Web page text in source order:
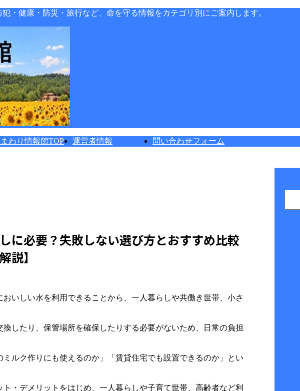
・健康・防災・旅行など、命を守る情報をカテゴリ別にご案内します。
わり情報館TOP 運営者情報 問い合わせフォーム
に必要？失敗しない選び方とおすすめ比較
説】
いしい水を利用できることから、一人暮らしや共働き世帯、小さ
したり、保管場所を確保したりする必要がないため、日常の負担
ルク作りにも使えるのか」「賃貸住宅でも設置できるのか」とい
・デメリットをはじめ、一人暮らしや子育て世帯、高齢者など利